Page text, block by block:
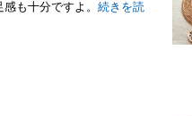
も十分ですよ。 続きを読